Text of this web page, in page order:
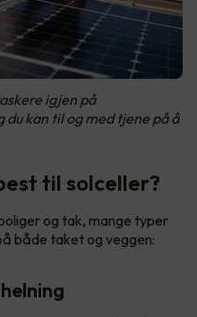
igjen på
kan til og med tjene på å
til solceller?
og tak, mange typer
både taket og veggen: